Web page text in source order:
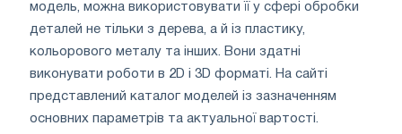
модель, можна використовувати її у сфері обробки
деталей не тільки з дерева, а й із пластику,
кольорового металу та інших. Вони здатні
виконувати роботи в 2D і 3D форматі. На сайті
представлений каталог моделей із зазначенням
основних параметрів та актуальної вартості.